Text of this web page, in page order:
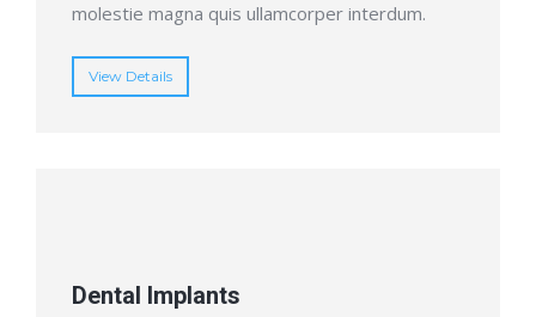
molestie magna quis ullamcorper interdum.
View Details
Dental Implants